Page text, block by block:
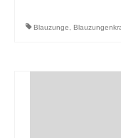
Blauzunge